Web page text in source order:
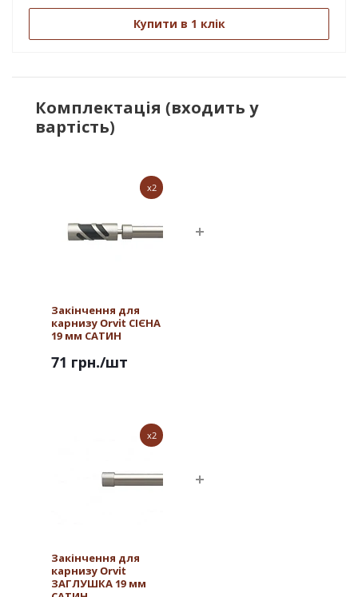
Купити в 1 клік
Комплектація (входить у
вартість)
x2
Закінчення для
карнизу Orvit СІЄНА
19 мм САТИН
71 грн./шт
x2
Закінчення для
карнизу Orvit
ЗАГЛУШКА 19 мм